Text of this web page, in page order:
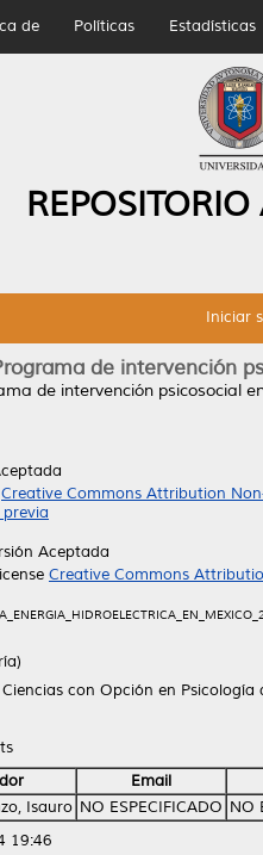
de Políticas Estadísticas
Iniciar
de intervención
de intervención psicosocial
Creative Commons Attribution
Aceptada
Creative Commons
con Opción en Psicología
Email
Isauro NO ESPECIFICADO NO
19:46